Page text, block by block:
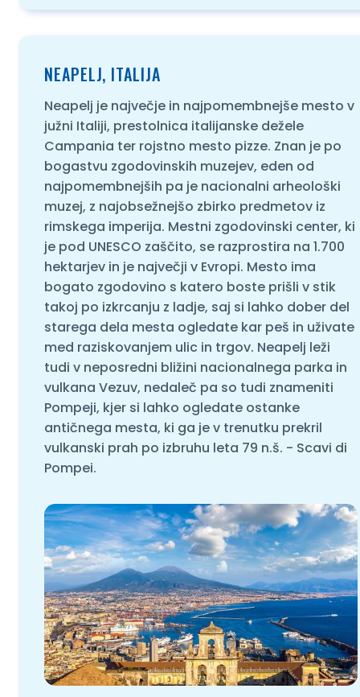
NEAPELJ, ITALIJA
Neapelj je največje in najpomembnejše mesto v
južni Italiji, prestolnica italijanske dežele
Campania ter rojstno mesto pizze. Znan je po
bogastvu zgodovinskih muzejev, eden od
najpomembnejših pa je nacionalni arheološki
muzej, z najobsežnejšo zbirko predmetov iz
rimskega imperija. Mestni zgodovinski center, ki
je pod UNESCO zaščito, se razprostira na 1.700
hektarjev in je največji v Evropi. Mesto ima
bogato zgodovino s katero boste prišli v stik
takoj po izkrcanju z ladje, saj si lahko dober del
starega dela mesta ogledate kar peš in uživate
med raziskovanjem ulic in trgov. Neapelj leži
tudi v neposredni bližini nacionalnega parka in
vulkana Vezuv, nedaleč pa so tudi znameniti
Pompeji, kjer si lahko ogledate ostanke
antičnega mesta, ki ga je v trenutku prekril
vulkanski prah po izbruhu leta 79 n.š. - Scavi di
Pompei.